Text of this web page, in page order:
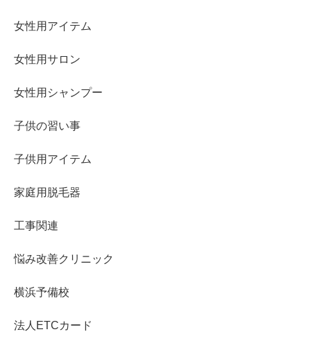
女性用アイテム
女性用サロン
女性用シャンプー
子供の習い事
子供用アイテム
家庭用脱毛器
工事関連
悩み改善クリニック
横浜予備校
法人ETCカード